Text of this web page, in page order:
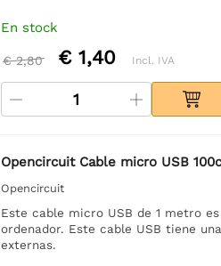
En stock
€ 2,80 € 1,40 Incl. IVA
Opencircuit Cable micro USB
Opencircuit
Este cable micro USB de 1 metro
ordenador. Este cable USB tiene
externas.